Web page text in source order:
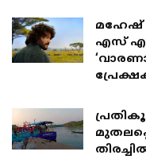
മഹേഷ്
എസ് എസ്